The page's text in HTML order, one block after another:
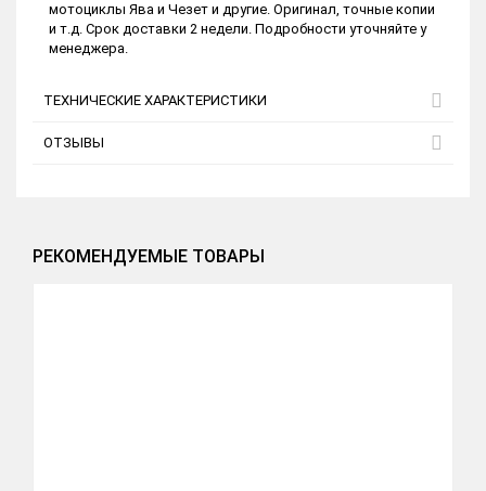
мотоциклы Ява и Чезет и другие. Оригинал, точные копии
и т.д. Срок доставки 2 недели. Подробности уточняйте у
менеджера.
ТЕХНИЧЕСКИЕ ХАРАКТЕРИСТИКИ
ОТЗЫВЫ
РЕКОМЕНДУЕМЫЕ ТОВАРЫ